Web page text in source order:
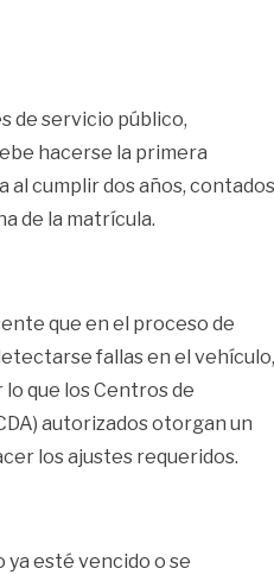
de servicio público,
hacerse la primera
cumplir dos años, contados
de la matrícula.
que en el proceso de
fallas en el vehículo,
que los Centros de
autorizados otorgan un
los ajustes requeridos.
ya esté vencido o se